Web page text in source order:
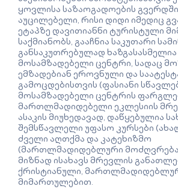
ყოვლისა საზაოგადოების
აუცილებელი, რისი დიდი იმედიც
ეტაპზე დავითიანნი ტურისტული
საქმიანობს, გააჩნია საკუთარი
განსაკუთრებულად
მოსამზადებელი ცენტრი, სადაც
ემზადებიან ეროვნული და
გამოცდებისთვის (ფასიანი
მოსამზადებელი ცენტრის
მართლმადიდებელი ეკლესიის
ასაკის მიუხედავად, დაწყებულია
შემსწავლელი უფასო კურსები
ძველი აღთქმა და კატეხიზმო
(მართლმადიდებლური
მიზნად ისახავს მრევლის
ქრისტიანული,
მიმართულებით.